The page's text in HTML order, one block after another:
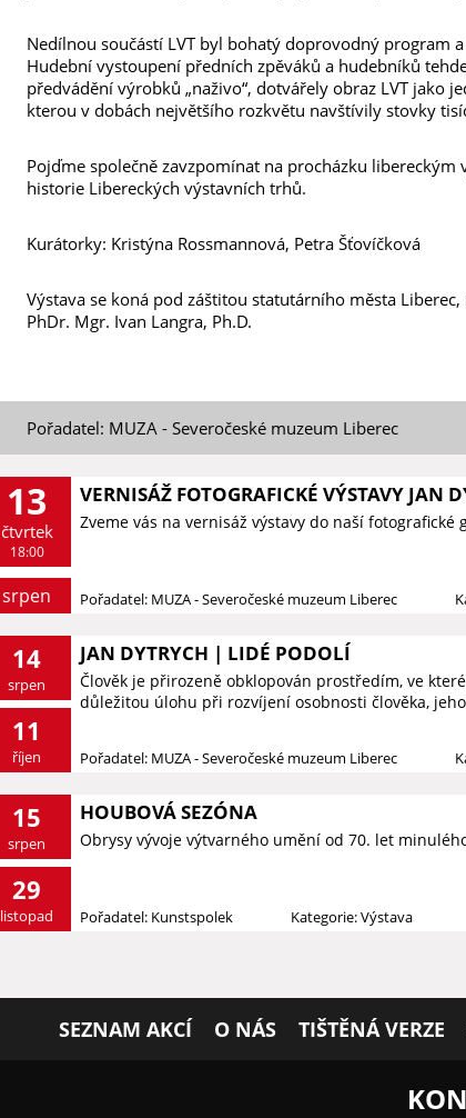
Nedílnou součástí LVT byl bohatý doprovodný program
Hudební vystoupení předních zpěváků a hudebníků
předvádění výrobků „naživo“, dotvářely obraz LVT jako
kterou v dobách největšího rozkvětu navštívily stovky
Pojďme společně zavzpomínat na procházku
historie Libereckých výstavních trhů.
Kurátorky: Kristýna Rossmannová, Petra Šťovíčková
Výstava se koná pod záštitou statutárního města
PhDr. Mgr. Ivan Langra, Ph.D.
Pořadatel: MUZA - Severočeské muzeum Liberec
13
čtvrtek
18:00
srpen
VERNISÁŽ FOTOGRAFICKÉ VÝSTAVY JAN
Zveme vás na vernisáž výstavy do naší
Pořadatel: MUZA - Severočeské muzeum Liberec
14
srpen
11
říjen
JAN DYTRYCH | LIDÉ PODOLÍ
Člověk je přirozeně obklopován prostředím, ve
důležitou úlohu při rozvíjení osobnosti člověka,
Pořadatel: MUZA - Severočeské muzeum Liberec
15
srpen
29
listopad
HOUBOVÁ SEZÓNA
Obrysy vývoje výtvarného umění od 70. let
Pořadatel: Kunstspolek Kategorie: Výstava
SEZNAM AKCÍ O NÁS TIŠTĚNÁ VERZE